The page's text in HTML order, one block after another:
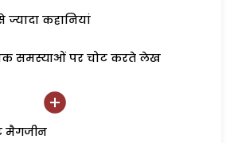
ज्यादा कहानियां
समस्याओं पर चोट करते लेख
मैगजीन